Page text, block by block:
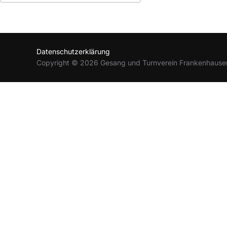
Datenschutzerklärung
Copyright © 2026 Gesang und Turnverein